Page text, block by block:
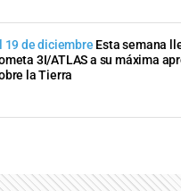
19 de diciembre Esta semana
3I/ATLAS a su máxima
la Tierra